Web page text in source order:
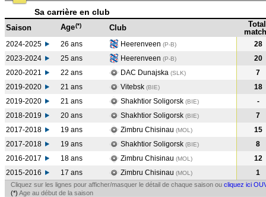
Sa carrière en club
Saison Age(*) Club
Total
2024-2025 26 ans Heerenveen (P-B)
28
2023-2024
25 ans Heerenveen (P-B)
20
2020-2021
22 ans DAC Dunajska (SLK)
7
2019-2020
21 ans Vitebsk (BIE)
18
2019-2020
21 ans Shakhtior Soligorsk (BIE)
-
2018-2019
20 ans Shakhtior Soligorsk (BIE)
7
2017-2018
19 ans Zimbru Chisinau (MOL )
15
2017-2018
19 ans Shakhtior Soligorsk (BIE)
8
2016-2017
18 ans Zimbru Chisinau (MOL )
12
2015-2016
17 ans Zimbru Chisinau (MOL ) 1
Cliquez sur les lignes pour afficher/masquer le détail de chaque saison ou cliquez ici
(*) Age au début de la saison